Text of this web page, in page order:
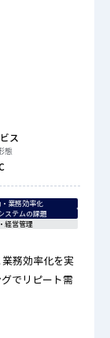
ス
態
業務効率化
ステムの課題
経営管理
務効率化を実
でリピート需